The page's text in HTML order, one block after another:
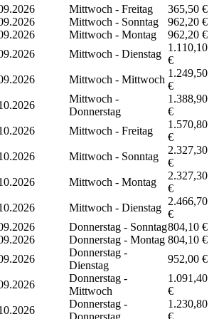
Mittwoch - Freitag
365,50 €
Mittwoch - Sonntag
962,20 €
Mittwoch - Montag
962,20 €
Mittwoch - Dienstag
1.110,10
€
Mittwoch - Mittwoch
1.249,50
€
Mittwoch -
Donnerstag
1.388,90
€
Mittwoch - Freitag
1.570,80
€
Mittwoch - Sonntag
2.327,30
€
Mittwoch - Montag
2.327,30
€
Mittwoch - Dienstag
2.466,70
€
Donnerstag - Sonntag804,10 €
Donnerstag - Montag 804,10 €
Donnerstag -
Dienstag
952,00 €
Donnerstag -
Mittwoch
1.091,40
€
Donnerstag -
Donnerstag
1.230,80
€